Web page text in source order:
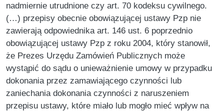
nadmiernie utrudnione czy art. 70 kodeksu cywilnego.
(…) przepisy obecnie obowiązującej ustawy Pzp nie
zawierają odpowiednika art. 146 ust. 6 poprzednio
obowiązującej ustawy Pzp z roku 2004, który stanowił,
że Prezes Urzędu Zamówień Publicznych może
wystąpić do sądu o unieważnienie umowy w przypadku
dokonania przez zamawiającego czynności lub
zaniechania dokonania czynności z naruszeniem
przepisu ustawy, które miało lub mogło mieć wpływ na